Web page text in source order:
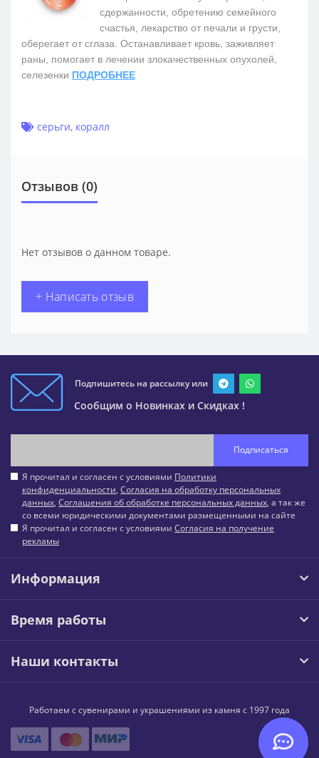
сдержанности, обретению семейного
счастья, лекарство от печали и грусти,
оберегает от сглаза. Останавливает кровь, заживляет
раны, помогает в лечении злокачественных опухолей,
селезенки ПОДРОБНЕЕ
серьги, коралл
Отзывов (0)
Нет отзывов о данном товаре.
+ Написать отзыв
Подпишитесь на рассылку или
Сообщим о Новинках и Скидках !
Подписаться
Я прочитал и согласен с условиями Политики
конфиденциальности, Согласия на обработку персональных
данных, Соглашения об обработке персональных данных, а так же
со всеми юридическими документами размещенными на сайте
Я прочитал и согласен с условиями Согласия на получение
рекламы
Информация
Время работы
Наши контакты
Работаем с сувенирами и украшениями из камня с 1997 года